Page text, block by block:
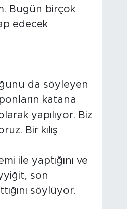
Bugün birçok
edecek
da söyleyen
katana
yapılıyor. Biz
Bir kılış
ile yaptığını ve
son
söylüyor.